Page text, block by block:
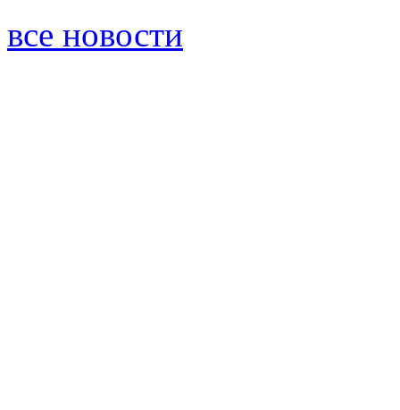
все новости